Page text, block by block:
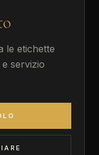
le etichette
servizio